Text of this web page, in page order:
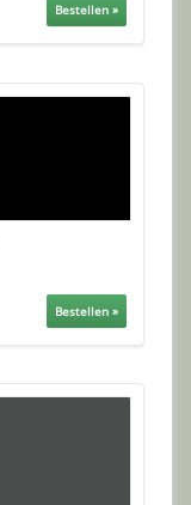
Bestellen »
Bestellen »